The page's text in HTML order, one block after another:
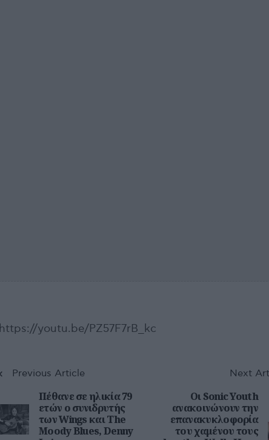
https://youtu.be/PZ57F7rB_kc
Previous Article
Πέθανε σε ηλικία 79
ετών ο συνιδρυτής
των Wings και The
Moody Blues, Denny
Next
Οι Sonic Youth
ανακοινώνουν την
επανακυκλοφορία
του χαμένου τους